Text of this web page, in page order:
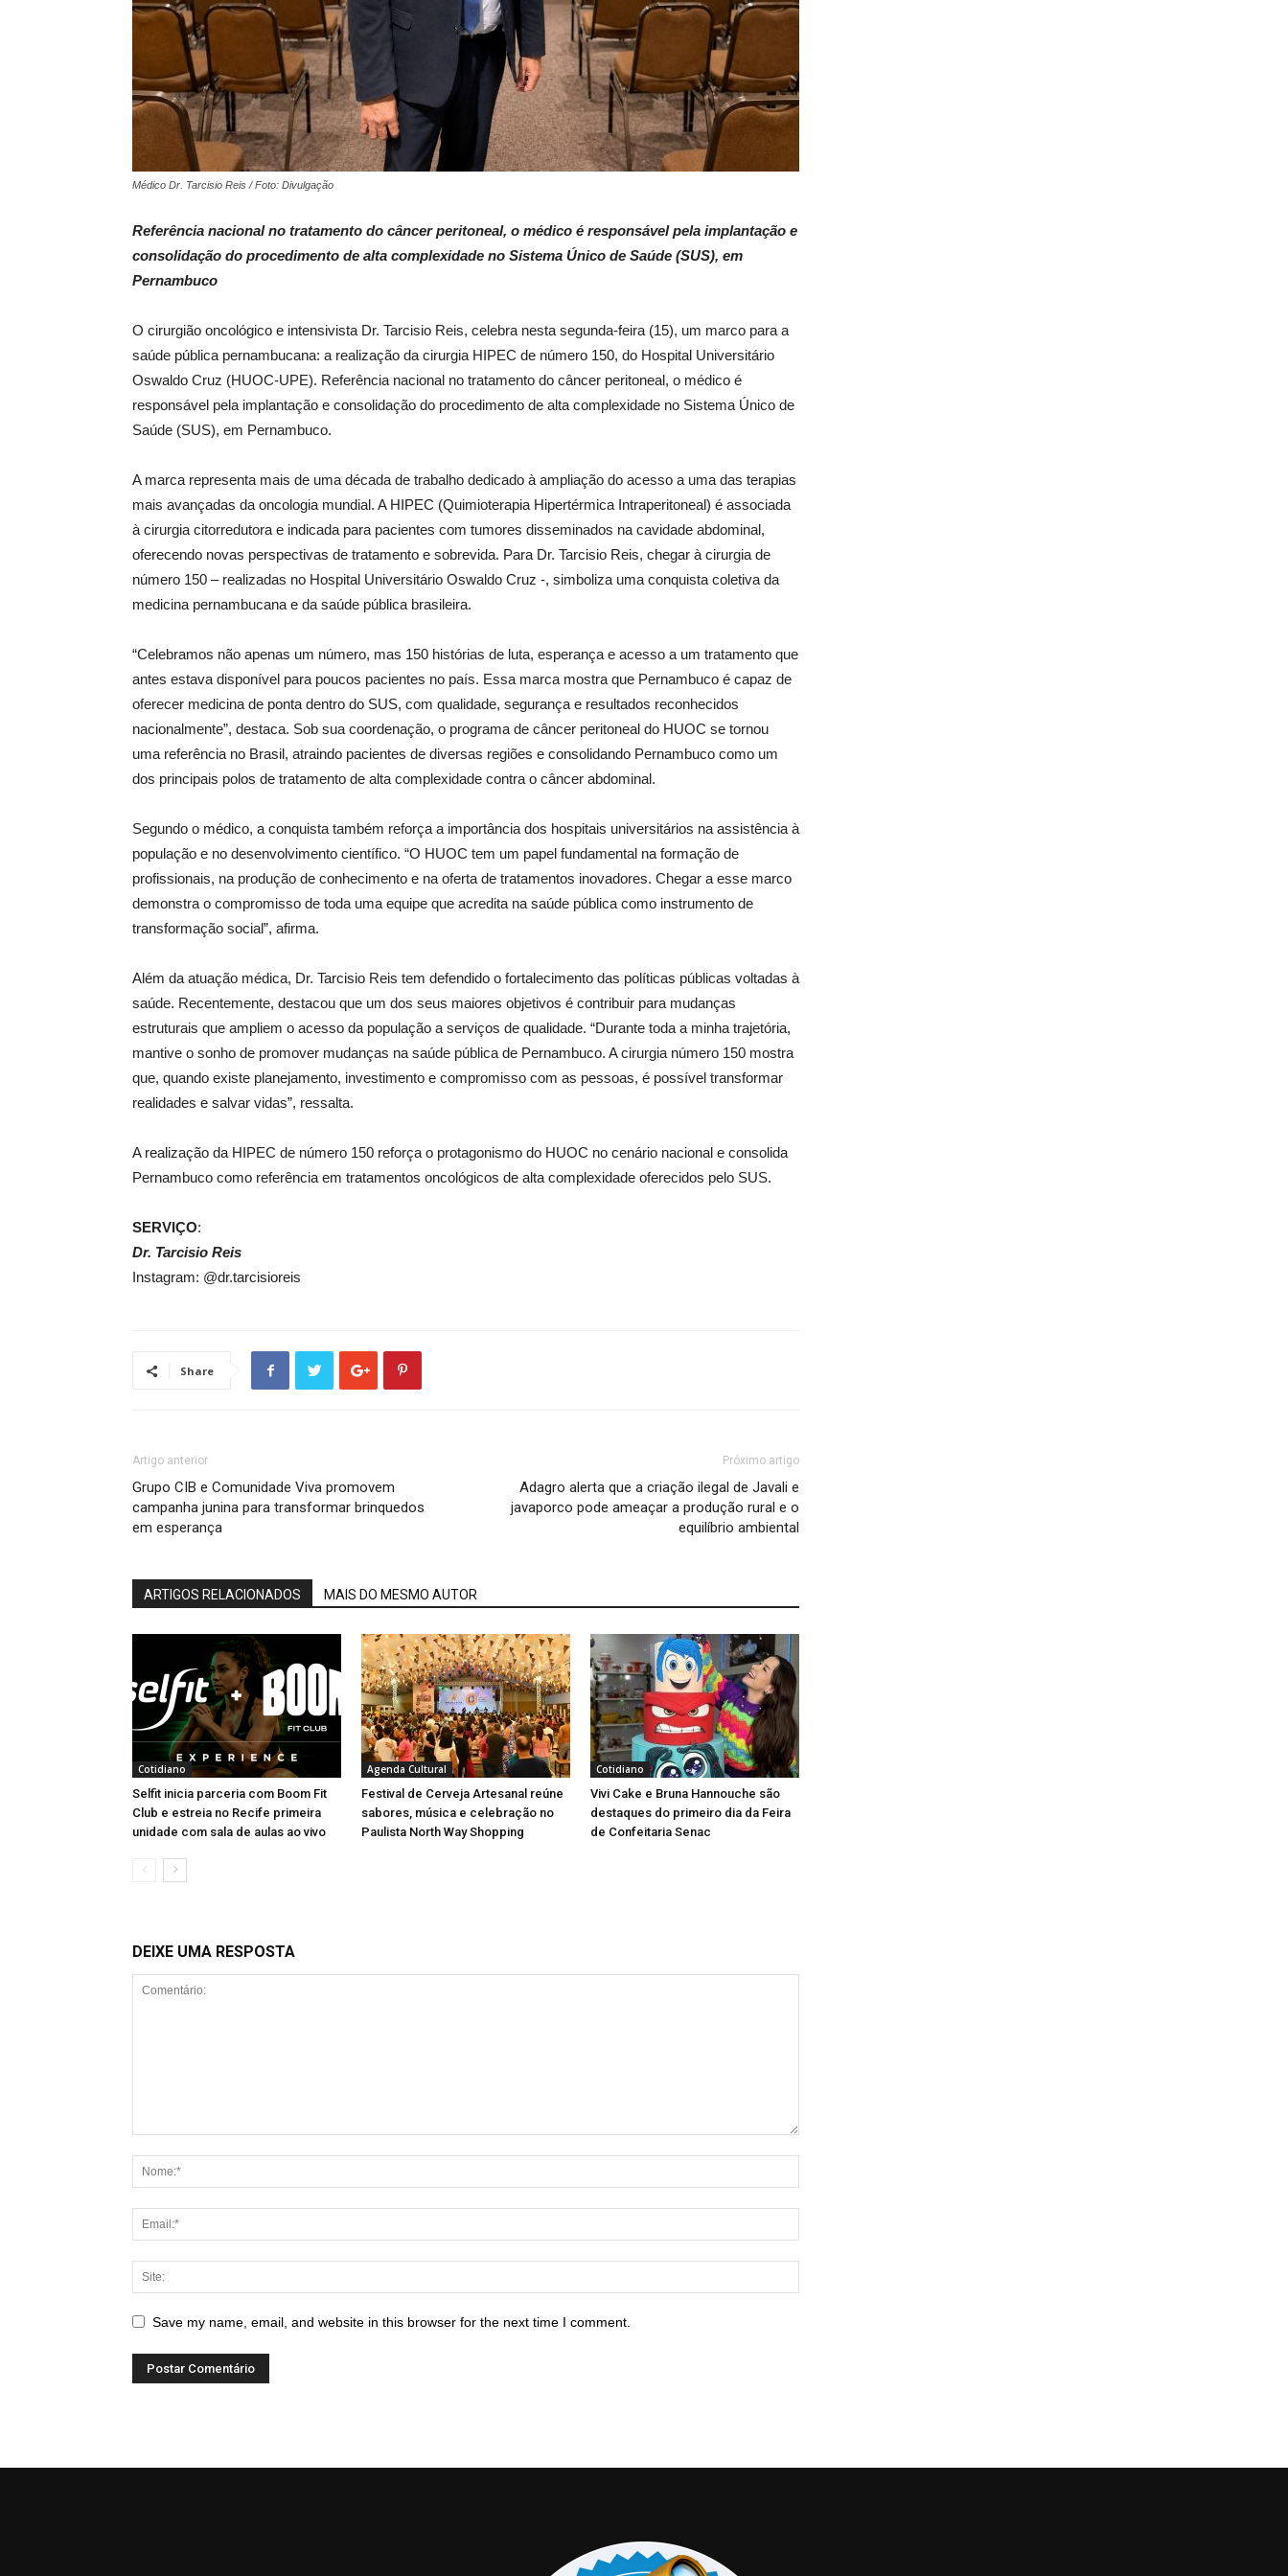
Médico Dr. Tarcisio Reis / Foto: Divulgação
Referência nacional no tratamento do câncer peritoneal, o médico é responsável pela implantação e
consolidação do procedimento de alta complexidade no Sistema Único de Saúde (SUS), em
Pernambuco
O cirurgião oncológico e intensivista Dr. Tarcisio Reis, celebra nesta segunda-feira (15), um marco para a
saúde pública pernambucana: a realização da cirurgia HIPEC de número 150, do Hospital Universitário
Oswaldo Cruz (HUOC-UPE). Referência nacional no tratamento do câncer peritoneal, o médico é
responsável pela implantação e consolidação do procedimento de alta complexidade no Sistema Único de
Saúde (SUS), em Pernambuco.
A marca representa mais de uma década de trabalho dedicado à ampliação do acesso a uma das terapias
mais avançadas da oncologia mundial. A HIPEC (Quimioterapia Hipertérmica Intraperitoneal) é associada
à cirurgia citorredutora e indicada para pacientes com tumores disseminados na cavidade abdominal,
oferecendo novas perspectivas de tratamento e sobrevida. Para Dr. Tarcisio Reis, chegar à cirurgia de
número 150 – realizadas no Hospital Universitário Oswaldo Cruz -, simboliza uma conquista coletiva da
medicina pernambucana e da saúde pública brasileira.
“Celebramos não apenas um número, mas 150 histórias de luta, esperança e acesso a um tratamento que
antes estava disponível para poucos pacientes no país. Essa marca mostra que Pernambuco é capaz de
oferecer medicina de ponta dentro do SUS, com qualidade, segurança e resultados reconhecidos
nacionalmente”, destaca. Sob sua coordenação, o programa de câncer peritoneal do HUOC se tornou
uma referência no Brasil, atraindo pacientes de diversas regiões e consolidando Pernambuco como um
dos principais polos de tratamento de alta complexidade contra o câncer abdominal.
Segundo o médico, a conquista também reforça a importância dos hospitais universitários na assistência à
população e no desenvolvimento científico. “O HUOC tem um papel fundamental na formação de
profissionais, na produção de conhecimento e na oferta de tratamentos inovadores. Chegar a esse marco
demonstra o compromisso de toda uma equipe que acredita na saúde pública como instrumento de
transformação social”, afirma.
Além da atuação médica, Dr. Tarcisio Reis tem defendido o fortalecimento das políticas públicas voltadas à
saúde. Recentemente, destacou que um dos seus maiores objetivos é contribuir para mudanças
estruturais que ampliem o acesso da população a serviços de qualidade. “Durante toda a minha trajetória,
mantive o sonho de promover mudanças na saúde pública de Pernambuco. A cirurgia número 150 mostra
que, quando existe planejamento, investimento e compromisso com as pessoas, é possível transformar
realidades e salvar vidas”, ressalta.
A realização da HIPEC de número 150 reforça o protagonismo do HUOC no cenário nacional e consolida
Pernambuco como referência em tratamentos oncológicos de alta complexidade oferecidos pelo SUS.
SERVIÇO:
Dr. Tarcisio Reis
Instagram: @dr.tarcisioreis
Share
Artigo anterior
Grupo CIB e Comunidade Viva promovem
campanha junina para transformar brinquedos
em esperança
Próximo artigo
Adagro alerta que a criação ilegal de Javali e
javaporco pode ameaçar a produção rural e o
equilíbrio ambiental
ARTIGOS RELACIONADOS MAIS DO MESMO AUTOR
Cotidiano
Selfit inicia parceria com Boom Fit
Club e estreia no Recife primeira
unidade com sala de aulas ao vivo
Agenda Cultural
Festival de Cerveja Artesanal reúne
sabores, música e celebração no
Paulista North Way Shopping
Cotidiano
Vivi Cake e Bruna Hannouche são
destaques do primeiro dia da Feira
de Confeitaria Senac
DEIXE UMA RESPOSTA
Save my name, email, and website in this browser for the next time I comment.